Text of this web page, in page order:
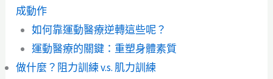
成動作
如何靠運動醫療逆轉這些呢？
運動醫療的關鍵：重塑身體素質
做什麼？阻力訓練 v.s. 肌力訓練